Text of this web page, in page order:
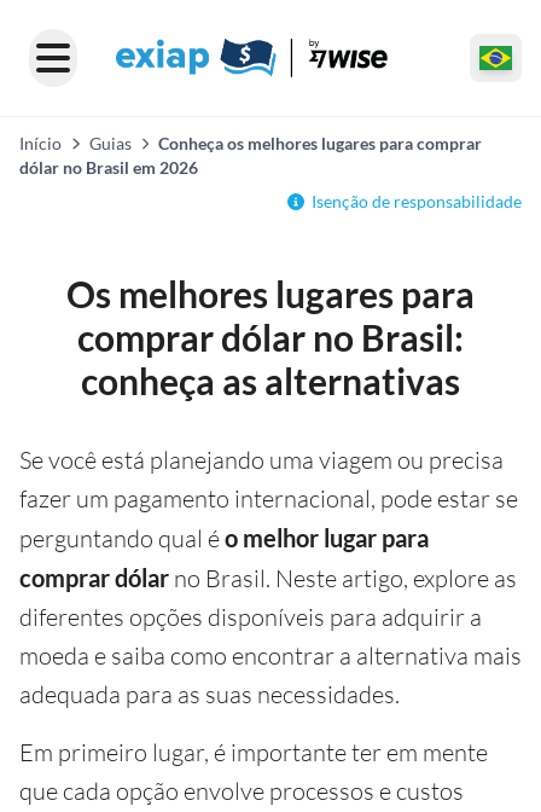
Início Guias
Conheça os melhores lugares para comprar
dólar no Brasil em 2026
Isenção de responsabilidade
Os melhores lugares para
comprar dólar no Brasil:
conheça as alternativas
Se você está planejando uma viagem ou precisa
fazer um pagamento internacional, pode estar se
perguntando qual éo melhor lugar para
comprar dólar no Brasil. Neste artigo, explore as
diferentes opções disponíveis para adquirir a
moeda e saiba como encontrar a alternativa mais
adequada para as suas necessidades.
Em primeiro lugar, é importante ter em mente
que cada opção envolve processos e custos